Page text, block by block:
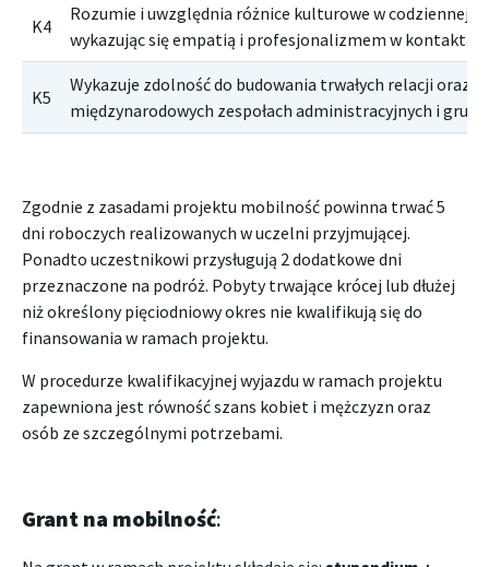
K4
Rozumie i uwzględnia różnice kulturowe w codziennej
wykazując się empatią i profesjonalizmem w
K5
Wykazuje zdolność do budowania trwałych relacji oraz
międzynarodowych zespołach administracyjnych i
Zgodnie z zasadami projektu mobilność powinna trwać 5
dni roboczych realizowanych w uczelni przyjmującej.
Ponadto uczestnikowi przysługują 2 dodatkowe dni
przeznaczone na podróż. Pobyty trwające krócej lub dłużej
niż określony pięciodniowy okres nie kwalifikują się do
finansowania w ramach projektu.
W procedurze kwalifikacyjnej wyjazdu w ramach projektu
zapewniona jest równość szans kobiet i mężczyzn oraz
osób ze szczególnymi potrzebami.
Grant na mobilność: